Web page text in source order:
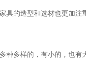
的造型和选材也更加
多样的，有小的，也